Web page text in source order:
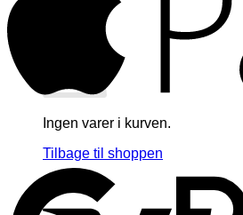
Ingen varer i kurven.
Tilbage til shoppen